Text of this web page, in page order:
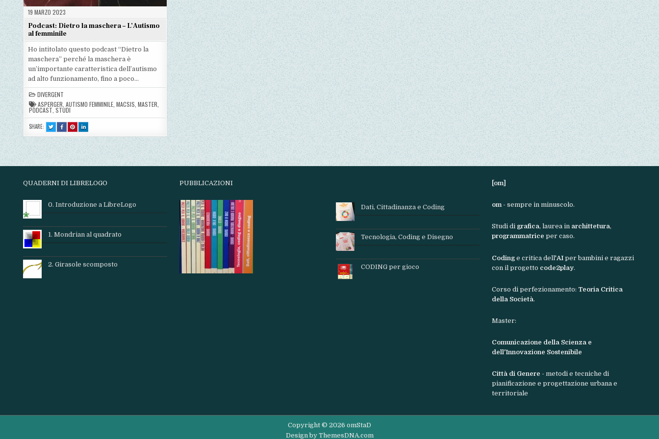
19 MARZO 2023
Podcast: Dietro la maschera – L’Autismo
al femminile
Ho intitolato questo podcast “Dietro la
maschera” perché la maschera è
un’importante caratteristica dell’autismo
ad alto funzionamento, fino a poco…
DIVERGENT
ASPERGER AUTISMO FEMMINILE MACSIS MASTER
PODCAST STUDI
SHARE: TWEET
THIS!
:
PODCAST:
DIETRO
LA
MASCHERA
–
L’AUTISMO
SHARE
THIS
ON
FACEBOOK
:
PODCAST:
DIETRO
LA
MASCHERA
AL
FEMMINILE
SHARE
THIS
ON
PINTEREST
:
PODCAST:
DIETRO
LA
MASCHERA
AL
FEMMINILE
SHARE
THIS
ON
LINKEDIN
:
PODCAST:
DIETRO
LA
MASCHERA
AL
FEMMINILE
QUADERNI DI LIBRELOGO
0. Introduzione a LibreLogo
1. Mondrian al quadrato
2. Girasole scomposto
PUBBLICAZIONI
Dati, Cittadinanza e Coding
Tecnologia, Coding e Disegno
CODING per gioco
[om]
om - sempre in minuscolo.
Studi di grafica, laurea in archittetura,
programmatriceper caso.
Codinge critica dell'AIper bambini e ragazzi
con il progetto code2play.
Corso di perfezionamento: Teoria Critica
della Società.
Master:
Comunicazione della Scienza e
dell'Innovazione Sostenibile
Città di Genere - metodi e tecniche di
pianificazione e progettazione urbana e
territoriale
Copyright © 2026 omStaD
Design by ThemesDNA.com